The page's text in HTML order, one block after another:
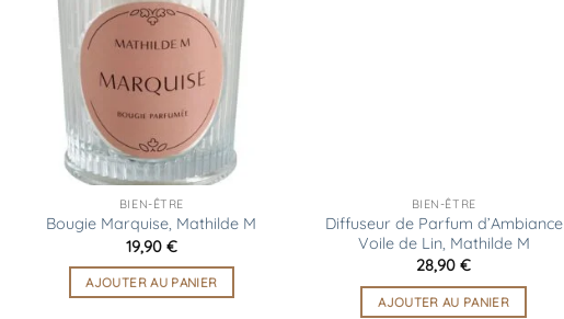
d’envies
BIEN-ÊTRE
Bougie Marquise, Mathilde M
19,90 €
AJOUTER AU PANIER
BIEN-ÊTRE
Diffuseur de Parfum d’Ambiance
Voile de Lin, Mathilde M
28,90€
AJOUTER AU PANIER